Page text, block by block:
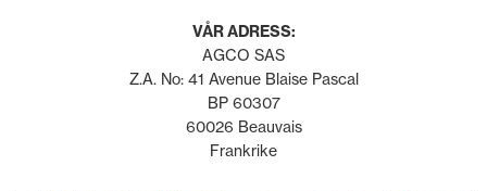
VÅR ADRESS:
AGCO SAS
Z.A. No: 41 Avenue Blaise Pascal
BP 60307
60026 Beauvais
Frankrike